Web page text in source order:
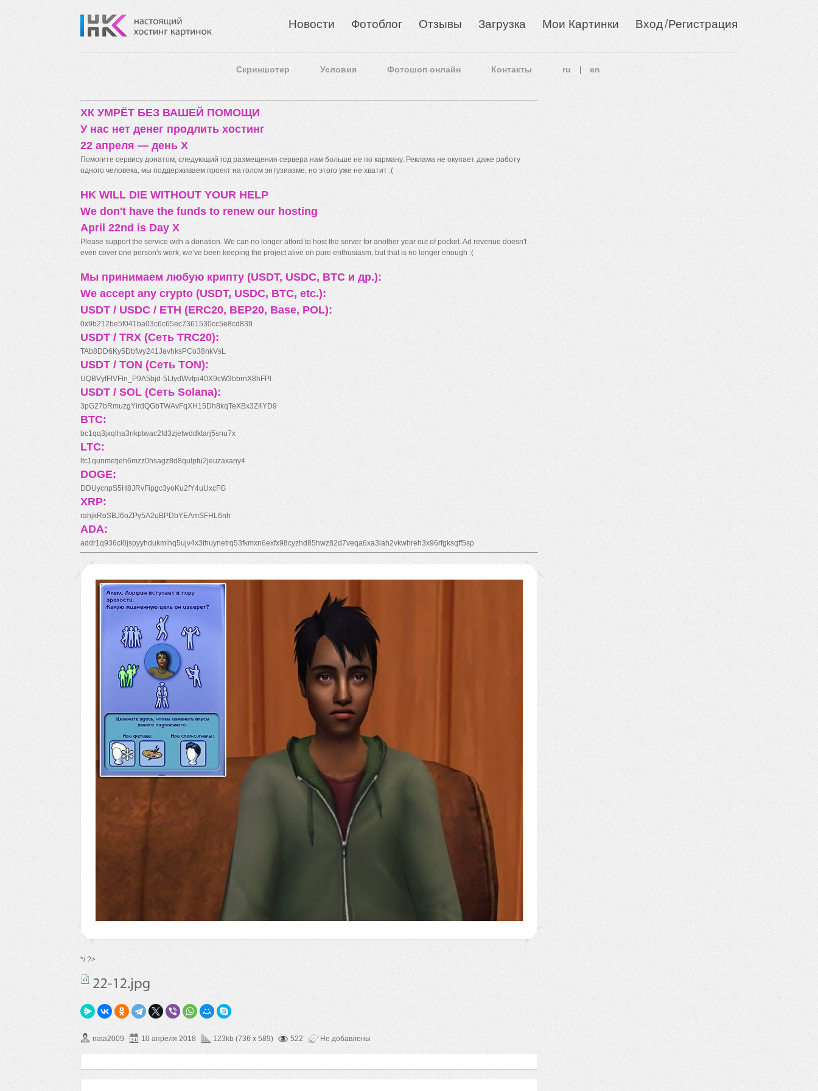
Новости Фотоблог Отзывы Загрузка Мои Картинки Вход/Регистрация
Скриншотер Условия Фотошоп онлайн Контакты ru en
ХК УМРЁТ БЕЗ ВАШЕЙ ПОМОЩИ
У нас нет денег продлить хостинг
22 апреля — день X
Помогите сервису донатом, следующий год размещения сервера нам больше не по карману. Реклама не окупает даже работу
одного человека, мы поддерживаем проект на голом энтузиазме, но этого уже не хватит :(
HK WILL DIE WITHOUT YOUR HELP
We don't have the funds to renew our hosting
April 22nd is Day X
Please support the service with a donation. We can no longer afford to host the server for another year out of pocket. Ad revenue doesn't
even cover one person's work; we’ve been keeping the project alive on pure enthusiasm, but that is no longer enough :(
Мы принимаем любую крипту (USDT, USDC, BTC и др.):
We accept any crypto (USDT, USDC, BTC, etc.):
USDT / USDC / ETH (ERC20, BEP20, Base, POL):
0x9b212be5f041ba03c6c65ec7361530cc5e8cd839
USDT / TRX (Сеть TRC20):
TAb8DD6Ky5Dbfwy241JavhksPCo38nkVsL
USDT / TON (Сеть TON):
UQBVyfFlVFln_P9A5bjd-5LtydWvfpi40X9cW3bbrnX8hFPl
USDT / SOL (Сеть Solana):
3pG27bRmuzgYirdQGbTWAvFqXH15Dh8kqTeXBx3Z4YD9
BTC:
bc1qq3jxqlha3nkptwac2fd3zjetwddktarj5snu7x
LTC:
ltc1qunmetjeh6mzz0hsagz8d8qulpfu2jeuzaxany4
DOGE:
DDUycnpS5H8JRvFipgc3yoKu2fY4uUxcFG
XRP:
rahjkRoSBJ6oZPy5A2uBPDbYEAmSFHL6nh
ADA:
addr1q936cl0jspyyhdukmlhq5ujv4x3thuynetrq53fkmxn6exfx98cyzhd85hwz82d7veqa6xa3lah2vkwhreh3x96rfgksqff5sp
*/ ?>
nata2009 10 апреля 2018 123kb (736 x 589) 522 Не добавлены